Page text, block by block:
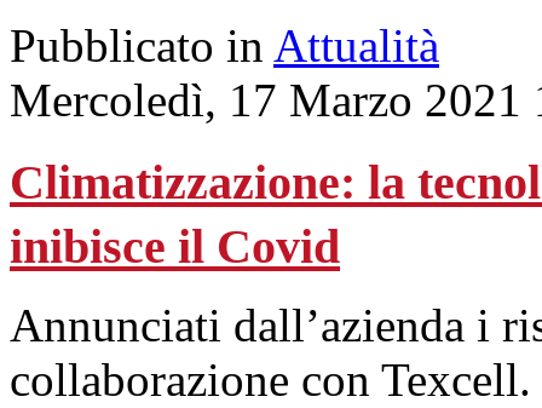
Pubblicato in Attualità
Mercoledì, 17 Marzo 2021
Climatizzazione: la
inibisce il Covid
Annunciati dall’azienda i
collaborazione con Texcell.